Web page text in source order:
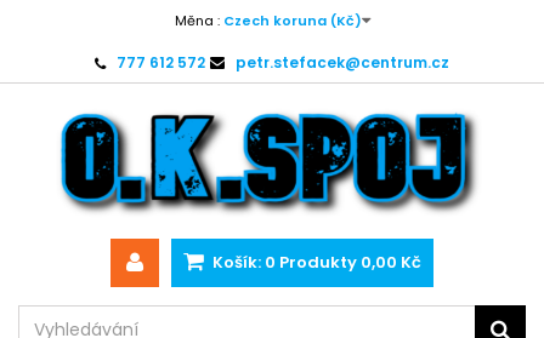
Měna : Czech koruna (Kč)
777 612 572 petr.stefacek@centrum.cz
Košík: 0 Produkty 0,00 Kč